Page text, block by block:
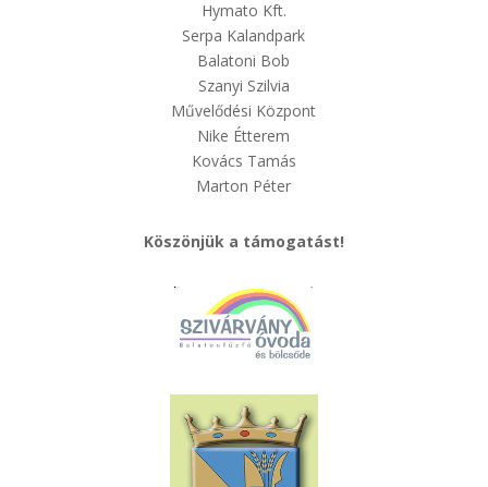
Hymato Kft.
Serpa Kalandpark
Balatoni Bob
Szanyi Szilvia
Művelődési Központ
Nike Étterem
Kovács Tamás
Marton Péter
Köszönjük a támogatást!